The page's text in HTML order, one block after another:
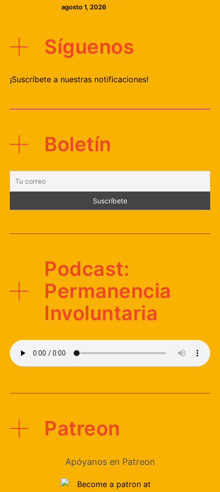
agosto 1, 2026
Síguenos
¡Suscríbete a nuestras notificaciones!
Boletín
Podcast:
Permanencia
Involuntaria
Patreon
Apóyanos en Patreon